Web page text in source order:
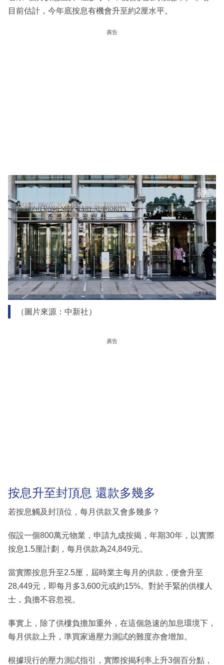
目前估計，今年底按息有機會升至約2厘水平。
廣告
（圖片來源：中新社）
廣告
按息升至封頂息 還款多幾多
若按息觸及封頂位，每月供款又會多幾多？
假設一個800萬元物業，申請九成按揭，年期30年，以實際
按息1.5厘計劃，每月供款為24,849元。
當實際按息升至2.5厘，屆時業主每月的供款，便會升至
28,449元，即每月多3,600元或約15%。對於手緊的供樓人
士，負擔不容忽視。
事實上，除了供樓負擔加重外，在這個急速的加息環境下，
每月供款上升，準買家過壓力測試的難度亦會增加。
根據現行的壓力測試指引，實際按揭利率上升3個百分點，